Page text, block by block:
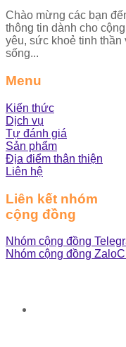
Chào mừng các bạn
thông tin dành cho
yêu, sức khoẻ tinh
sống...
Menu
Kiến thức
Dịch vụ
Tự đánh giá
Sản phẩm
Địa điểm thân thiện
Liên hệ
Liên kết nhóm
cộng đồng
Nhóm cộng đồng
Nhóm cộng đồng